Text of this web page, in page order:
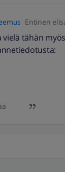
Entinen
vielä tähän